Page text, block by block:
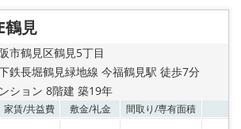
り
鶴見
市鶴見区鶴見5丁目
鉄長堀鶴見緑地線 今福鶴見駅 徒歩7分
ション 8階建 築19年
家賃/共益費 敷金/礼金 間取り/専有面積